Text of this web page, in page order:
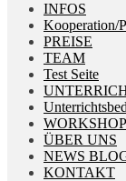
INFOS
Kooperation/
PREISE
TEAM
Test Seite
WORKSHOP
ÜBER UNS
NEWS
KONTAKT